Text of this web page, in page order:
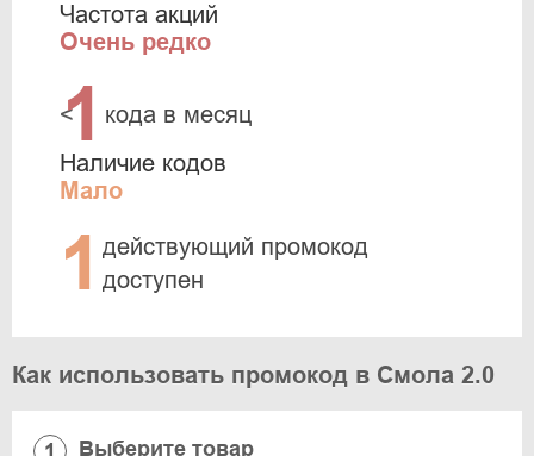
Частота акций
Очень редко
<
1 кода в месяц
Наличие кодов
Мало
1 действующий промокод
доступен
Как использовать промокод в Смола 2.0
Выберите товар